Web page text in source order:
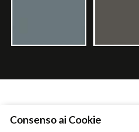
CERCA RIVENDITORE
Consenso ai Cookie